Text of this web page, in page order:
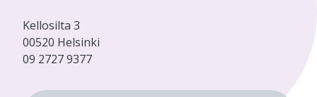
Kellosilta 3
00520 Helsinki
09 2727 9377